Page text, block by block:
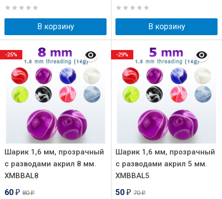
В корзину В корзину
Шарик 1,6 мм, прозрачный
с разводами акрил 8 мм.
XMBBAL8
60 ₽ 80₽
-25%
Шарик 1,6 мм, прозрачный
с разводами акрил 5 мм.
XMBBAL5
50 ₽ 70₽
-29%